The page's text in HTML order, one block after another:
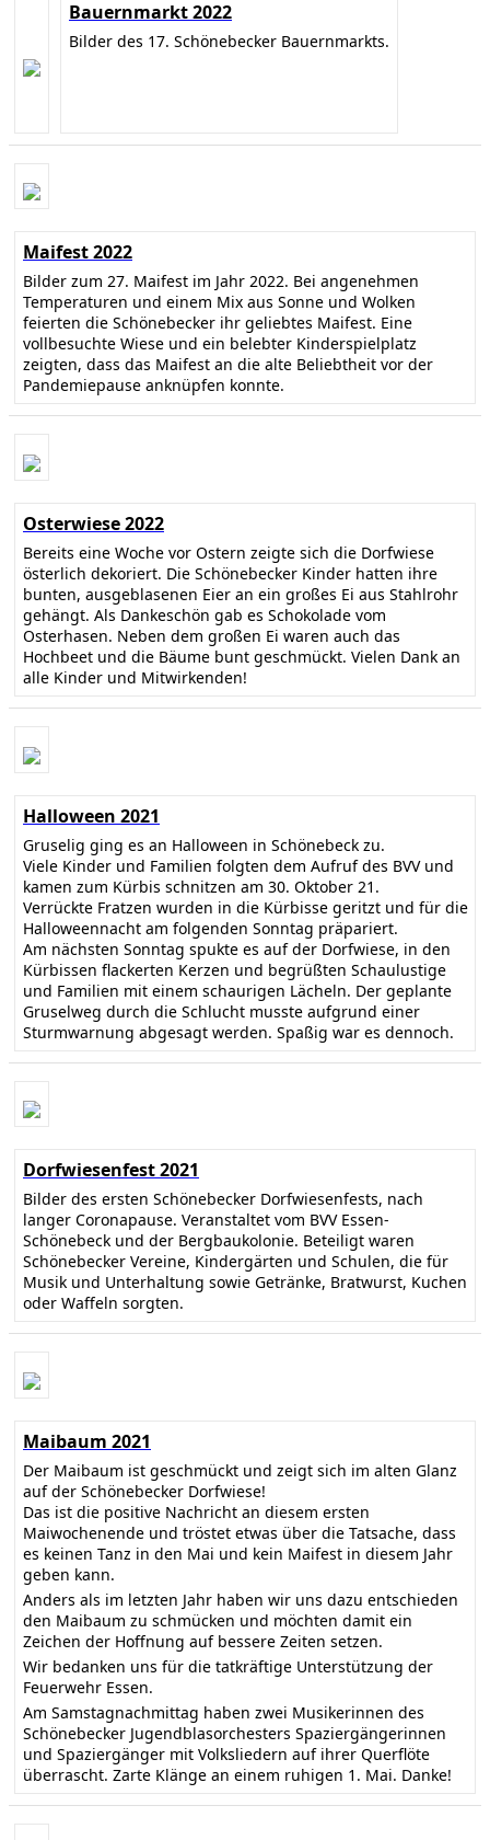
Bauernmarkt 2022
Bilder des 17. Schönebecker Bauernmarkts.
Maifest 2022
Bilder zum 27. Maifest im Jahr 2022. Bei angenehmen
Temperaturen und einem Mix aus Sonne und Wolken
feierten die Schönebecker ihr geliebtes Maifest. Eine
vollbesuchte Wiese und ein belebter Kinderspielplatz
zeigten, dass das Maifest an die alte Beliebtheit vor der
Pandemiepause anknüpfen konnte.
Osterwiese 2022
Bereits eine Woche vor Ostern zeigte sich die Dorfwiese
österlich dekoriert. Die Schönebecker Kinder hatten ihre
bunten, ausgeblasenen Eier an ein großes Ei aus Stahlrohr
gehängt. Als Dankeschön gab es Schokolade vom
Osterhasen. Neben dem großen Ei waren auch das
Hochbeet und die Bäume bunt geschmückt. Vielen Dank an
alle Kinder und Mitwirkenden!
Halloween 2021
Gruselig ging es an Halloween in Schönebeck zu.
Viele Kinder und Familien folgten dem Aufruf des BVV und
kamen zum Kürbis schnitzen am 30. Oktober 21.
Verrückte Fratzen wurden in die Kürbisse geritzt und für die
Halloweennacht am folgenden Sonntag präpariert.
Am nächsten Sonntag spukte es auf der Dorfwiese, in den
Kürbissen flackerten Kerzen und begrüßten Schaulustige
und Familien mit einem schaurigen Lächeln. Der geplante
Gruselweg durch die Schlucht musste aufgrund einer
Sturmwarnung abgesagt werden. Spaßig war es dennoch.
Dorfwiesenfest 2021
Bilder des ersten Schönebecker Dorfwiesenfests, nach
langer Coronapause. Veranstaltet vom BVV Essen-
Schönebeck und der Bergbaukolonie. Beteiligt waren
Schönebecker Vereine, Kindergärten und Schulen, die für
Musik und Unterhaltung sowie Getränke, Bratwurst, Kuchen
oder Waffeln sorgten.
Maibaum 2021
Der Maibaum ist geschmückt und zeigt sich im alten Glanz
auf der Schönebecker Dorfwiese!
Das ist die positive Nachricht an diesem ersten
Maiwochenende und tröstet etwas über die Tatsache, dass
es keinen Tanz in den Mai und kein Maifest in diesem Jahr
geben kann.
Anders als im letzten Jahr haben wir uns dazu entschieden
den Maibaum zu schmücken und möchten damit ein
Zeichen der Hoffnung auf bessere Zeiten setzen.
Wir bedanken uns für die tatkräftige Unterstützung der
Feuerwehr Essen.
Am Samstagnachmittag haben zwei Musikerinnen des
Schönebecker Jugendblasorchesters Spaziergängerinnen
und Spaziergänger mit Volksliedern auf ihrer Querflöte
überrascht. Zarte Klänge an einem ruhigen 1. Mai. Danke!